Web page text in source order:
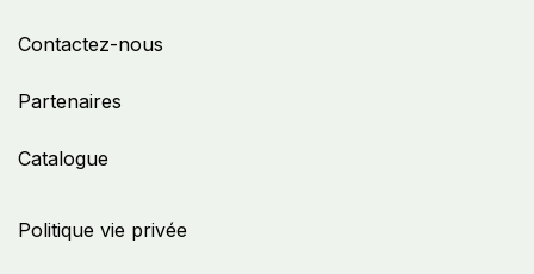
Politique vie privée
Contactez-nous
Partenaires
Catalogue